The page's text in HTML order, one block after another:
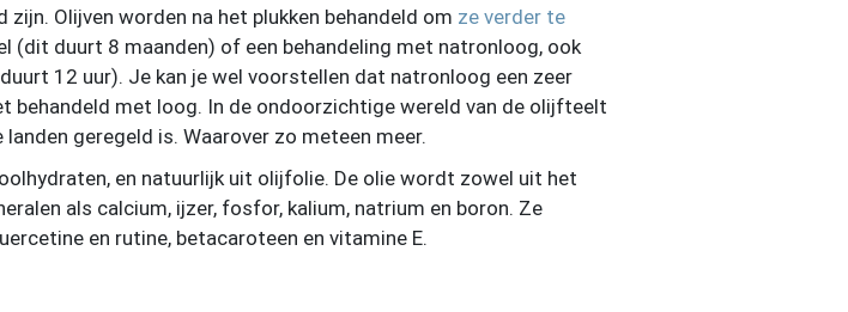
Olijven worden na het plukken behandeld om ze verder te
(dit duurt 8 maanden) of een behandeling met natronloog, ook
12 uur). Je kan je wel voorstellen dat natronloog een zeer
behandeld met loog. In de ondoorzichtige wereld van de olijfteelt
geregeld is. Waarover zo meteen meer.
en natuurlijk uit olijfolie. De olie wordt zowel uit het
als calcium, ijzer, fosfor, kalium, natrium en boron. Ze
en rutine, betacaroteen en vitamine E.